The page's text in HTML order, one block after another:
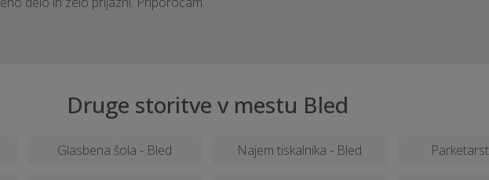
Druge storitve v mestu Bled
Glasbena šola - Bled Najem tiskalnika - Bled